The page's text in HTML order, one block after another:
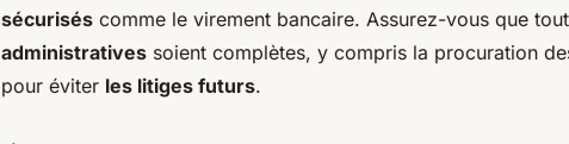
sécurisés comme le virement bancaire. Assurez-vous que
administratives soient complètes, y compris la procuration
pour éviter les litiges futurs.